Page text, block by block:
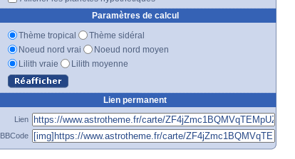
Paramètres de calcul
Thème tropical
Thème sidéral
Noeud nord vrai
Noeud nord moyen
Lilith vraie
Lilith moyenne
Lien permanent
Lien
BBCode